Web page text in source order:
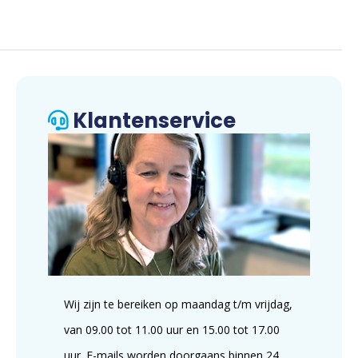
Klantenservice
Wij zijn te bereiken op maandag t/m vrijdag,
van 09.00 tot 11.00 uur en 15.00 tot 17.00